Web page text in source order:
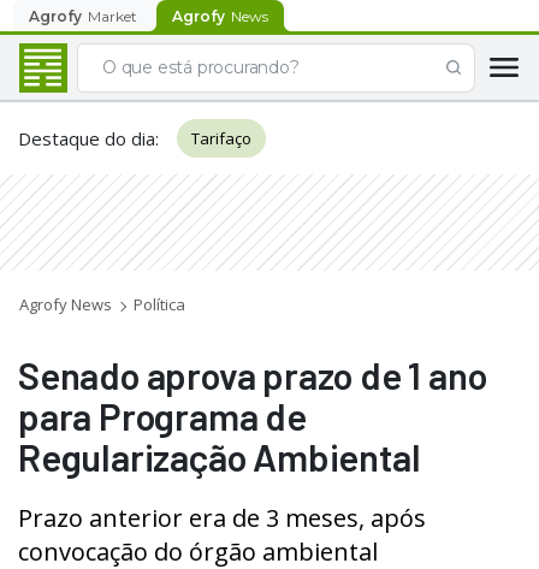
Agrofy Market Agrofy News
Destaque do dia: Tarifaço
Agrofy News Política
Senado aprova prazo de 1 ano
para Programa de
Regularização Ambiental
Prazo anterior era de 3 meses, após
convocação do órgão ambiental